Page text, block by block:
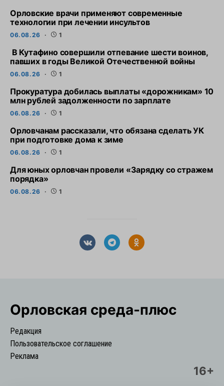
Орловские врачи применяют современные
технологии при лечении инсультов
06.08.26 1
В Кутафино совершили отпевание шести воинов,
павших в годы Великой Отечественной войны
06.08.26 1
Прокуратура добилась выплаты «дорожникам» 10
млн рублей задолженности по зарплате
06.08.26 1
Орловчанам рассказали, что обязана сделать УК
при подготовке дома к зиме
06.08.26 1
Для юных орловчан провели «Зарядку со стражем
порядка»
06.08.26 1
Орловская cреда-плюс
Редакция
Пользовательское соглашение
Реклама
16+